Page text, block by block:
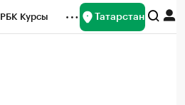
РБК Курсы Татарстан